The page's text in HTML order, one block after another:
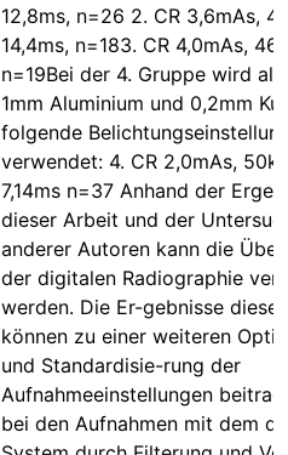
12,8ms, n=26 2. CR 3,6mAs,
14,4ms, n=183. CR 4,0mAs,
n=19Bei der 4. Gruppe wird
1mm Aluminium und 0,2mm
folgende
verwendet: 4. CR 2,0mAs,
7,14ms n=37 Anhand der
dieser Arbeit und der
anderer Autoren kann die
der digitalen Radiographie
werden. Die Er-gebnisse
können zu einer weiteren
und Standardisie-rung der
Aufnahmeeinstellungen
bei den Aufnahmen mit dem